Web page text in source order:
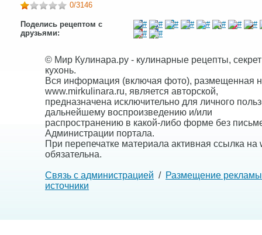
0/3146
Поделись рецептом с
друзьями:
© Мир Кулинара.ру - кулинарные рецепты,
кухонь.
Вся информация (включая фото), размещенная
www.mirkulinara.ru, является авторской,
предназначена исключительно для личного
дальнейшему воспроизведению и/или
распространению в какой-либо форме без
Администрации портала.
При перепечатке материала активная ссылка на
обязательна.
Связь с администрацией / Размещение рекламы
источники